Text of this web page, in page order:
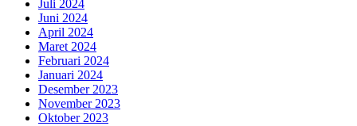
Juli 2024
Juni 2024
April 2024
Maret 2024
Februari 2024
Januari 2024
Desember 2023
November 2023
Oktober 2023